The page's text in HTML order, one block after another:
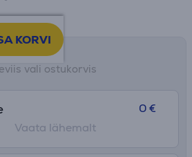
KORVI
vali ostukorvis
0 €
Vaata lähemalt